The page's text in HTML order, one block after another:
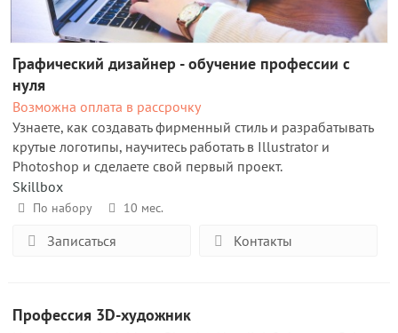
Графический дизайнер - обучение профессии с
нуля
Возможна оплата в рассрочку
Узнаете, как создавать фирменный стиль и разрабатывать
крутые логотипы, научитесь работать в Illustrator и
Photoshop и сделаете свой первый проект.
Skillbox
По набору 10 мес.
Записаться Контакты
Профессия 3D-художник